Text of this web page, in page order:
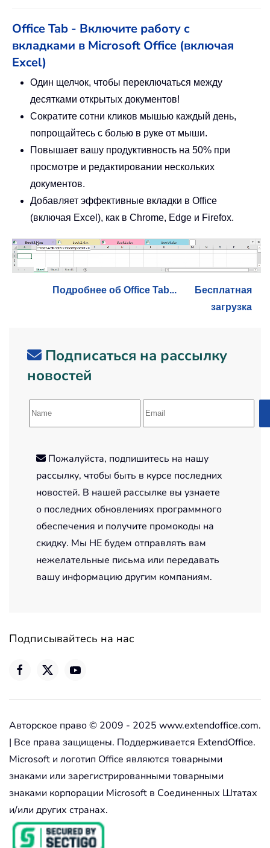
Office Tab - Включите работу с
вкладками в Microsoft Office (включая
Excel)
Один щелчок, чтобы переключаться между
десятками открытых документов!
Сократите сотни кликов мышью каждый день,
попрощайтесь с болью в руке от мыши.
Повышает вашу продуктивность на 50% при
просмотре и редактировании нескольких
документов.
Добавляет эффективные вкладки в Office
(включая Excel), как в Chrome, Edge и Firefox.
Подробнее об Office Tab...
Бесплатная
загрузка
Подписаться на рассылку
новостей
Пожалуйста, подпишитесь на нашу
рассылку, чтобы быть в курсе последних
новостей. В нашей рассылке вы узнаете
о последних обновлениях программного
обеспечения и получите промокоды на
скидку. Мы НЕ будем отправлять вам
нежелательные письма или передавать
вашу информацию другим компаниям.
Подписывайтесь на нас
Авторское право © 2009 - 2025 www.extendoffice.com.
| Все права защищены. Поддерживается ExtendOffice.
Microsoft и логотип Office являются товарными
знаками или зарегистрированными товарными
знаками корпорации Microsoft в Соединенных Штатах
и/или других странах.